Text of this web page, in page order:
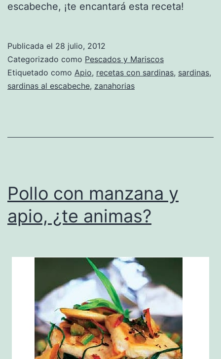
escabeche, ¡te encantará esta receta!
Publicada el 28 julio, 2012
Categorizado como Pescados y Mariscos
Etiquetado como Apio, recetas con sardinas, sardinas,
sardinas al escabeche, zanahorias
Pollo con manzana y
apio, ¿te animas?